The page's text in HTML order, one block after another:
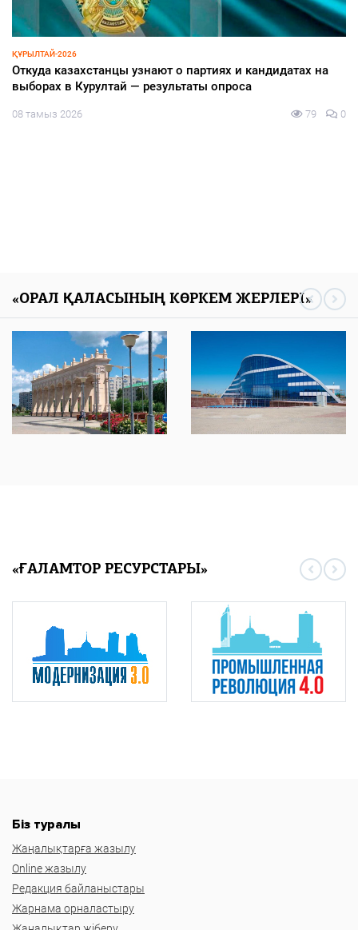
ЗАҢ ЖӘНЕ ТӘРТІП
Тазалықтан тәртіп басталады
08 тамыз 2026
«ОРАЛ ҚАЛАСЫНЫҢ КӨРКЕМ ЖЕРЛЕРІ»
«ҒАЛАМТОР РЕСУРСТАРЫ»
Біз туралы
Жаңалықтарға жазылу
Online жазылу
Редакция байланыстары
Жарнама орналастыру